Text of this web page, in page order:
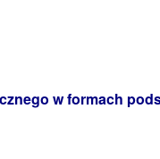
w formach